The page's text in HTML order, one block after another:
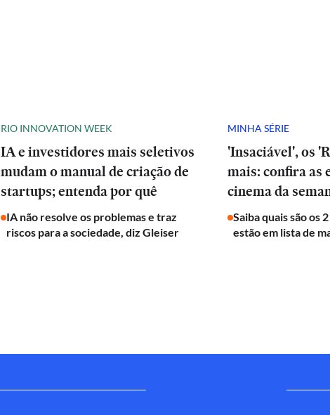
RIO INNOVATION WEEK
IA e investidores mais seletivos
mudam o manual de criação de
startups; entenda por quê
IA não resolve os problemas e traz
riscos para a sociedade, diz Gleiser
MINHA SÉRIE
'Insaciável', os
mais: confira as
cinema da
Saiba quais são os
estão em lista de